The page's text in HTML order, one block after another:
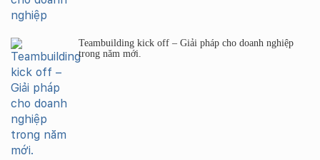
Teambuilding kick off – Giải pháp cho doanh nghiệp
trong năm mới.